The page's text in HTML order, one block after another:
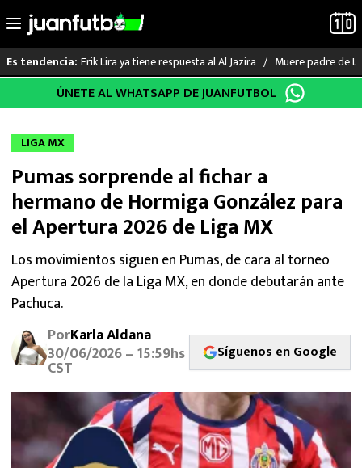
al
Es tendencia: Erik Lira ya tiene respuesta al Al Jazira Muere padre de
LO ÚLTIMO
LIGA MX
RAYADOS
PUMAS
ATLANTE
SELECCIÓN MEXICANA
FUTBOL INTERNACIONAL
MEXICANOS EN EL EXTRANJERO
FUTBOL ESTUFA
FÓRMULA 1
ÚNETE AL WHATSAPP DE JUANFUTBOL
LIGA MX
Pumas sorprende al fichar a
hermano de Hormiga González para
el Apertura 2026 de Liga MX
Los movimientos siguen en Pumas, de cara al torneo
Apertura 2026 de la Liga MX, en donde debutarán ante
Pachuca.
PorKarla Aldana
30/06/2026 – 15:59hs
CST
Síguenos en Google